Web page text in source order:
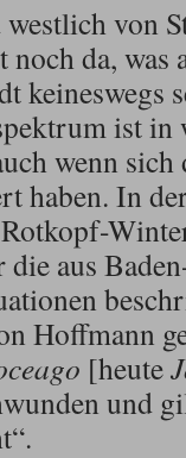
von
noch da, was
keineswegs
ist in
wenn
haben. In
aus
Hoffmann
[heute
und